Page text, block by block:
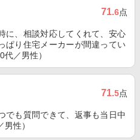
71.6点
に、相談対応してくれて、安心
ぱり住宅メーカーが間違ってい
／男性）
71.5点
でも質問できて、返事も当日中
性）